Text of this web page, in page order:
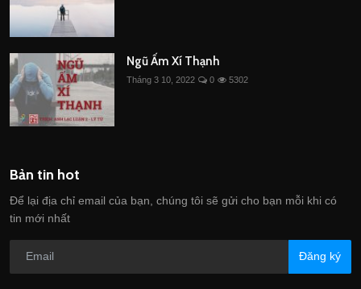
Ngũ Ấm Xí Thạnh
Tháng 3 10, 2022 0 5302
Bản tin hot
Để lại địa chỉ email của bạn, chúng tôi sẽ gửi cho bạn mỗi khi có
tin mới nhất
Đăng ký